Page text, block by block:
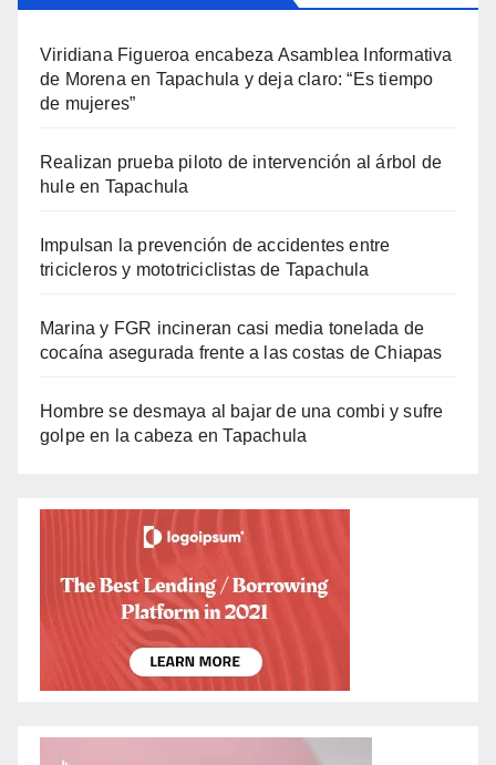
Viridiana Figueroa encabeza Asamblea Informativa
de Morena en Tapachula y deja claro: “Es tiempo
de mujeres”
Realizan prueba piloto de intervención al árbol de
hule en Tapachula
Impulsan la prevención de accidentes entre
tricicleros y mototriciclistas de Tapachula
Marina y FGR incineran casi media tonelada de
cocaína asegurada frente a las costas de Chiapas
Hombre se desmaya al bajar de una combi y sufre
golpe en la cabeza en Tapachula